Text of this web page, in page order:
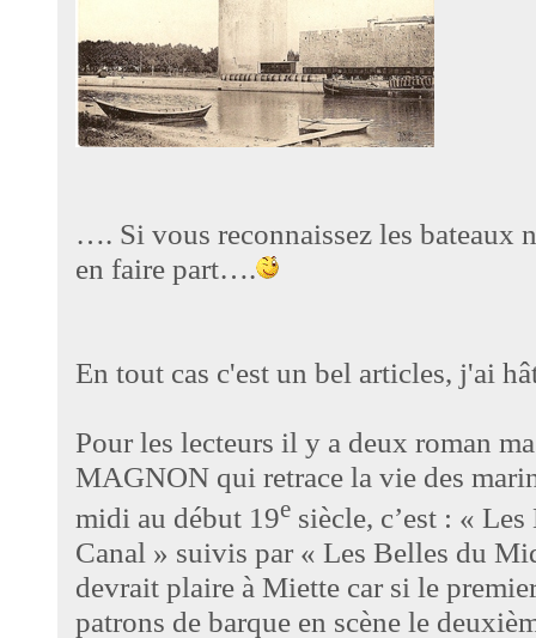
…. Si vous reconnaissez les bateaux
en faire part….
En tout cas c'est un bel articles, j'ai
Pour les lecteurs il y a deux roman
MAGNON qui retrace la vie des
midi au début 19esiècle, c’est : « Les
Canal » suivis par « Les Belles du
devrait plaire à Miette car si le
patrons de barque en scène le